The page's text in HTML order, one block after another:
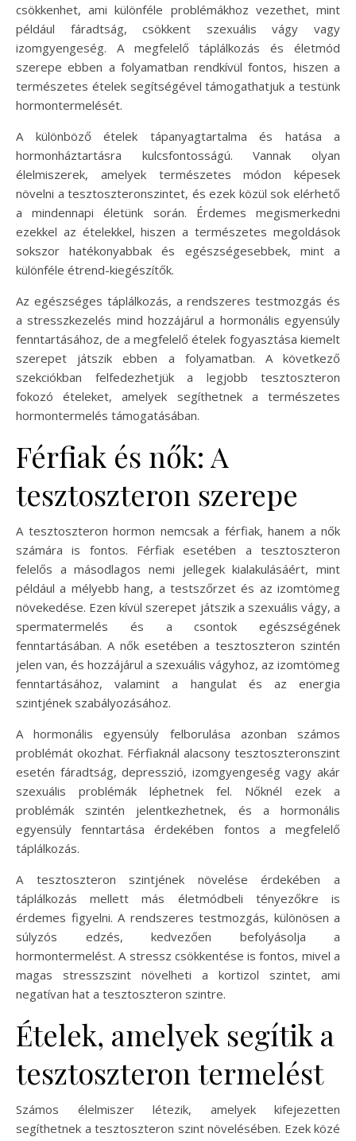
csökkenhet, ami különféle problémákhoz vezethet, mint
például fáradtság, csökkent szexuális vágy vagy
izomgyengeség. A megfelelő táplálkozás és életmód
szerepe ebben a folyamatban rendkívül fontos, hiszen a
természetes ételek segítségével támogathatjuk a testünk
hormontermelését.
A különböző ételek tápanyagtartalma és hatása a
hormonháztartásra kulcsfontosságú. Vannak olyan
élelmiszerek, amelyek természetes módon képesek
növelni a tesztoszteronszintet, és ezek közül sok elérhető
a mindennapi életünk során. Érdemes megismerkedni
ezekkel az ételekkel, hiszen a természetes megoldások
sokszor hatékonyabbak és egészségesebbek, mint a
különféle étrend-kiegészítők.
Az egészséges táplálkozás, a rendszeres testmozgás és
a stresszkezelés mind hozzájárul a hormonális egyensúly
fenntartásához, de a megfelelő ételek fogyasztása kiemelt
szerepet játszik ebben a folyamatban. A következő
szekciókban felfedezhetjük a legjobb tesztoszteron
fokozó ételeket, amelyek segíthetnek a természetes
hormontermelés támogatásában.
Férfiak és nők: A
tesztoszteron szerepe
A tesztoszteron hormon nemcsak a férfiak, hanem a nők
számára is fontos. Férfiak esetében a tesztoszteron
felelős a másodlagos nemi jellegek kialakulásáért, mint
például a mélyebb hang, a testszőrzet és az izomtömeg
növekedése. Ezen kívül szerepet játszik a szexuális vágy, a
spermatermelés és a csontok egészségének
fenntartásában. A nők esetében a tesztoszteron szintén
jelen van, és hozzájárul a szexuális vágyhoz, az izomtömeg
fenntartásához, valamint a hangulat és az energia
szintjének szabályozásához.
A hormonális egyensúly felborulása azonban számos
problémát okozhat. Férfiaknál alacsony tesztoszteronszint
esetén fáradtság, depresszió, izomgyengeség vagy akár
szexuális problémák léphetnek fel. Nőknél ezek a
problémák szintén jelentkezhetnek, és a hormonális
egyensúly fenntartása érdekében fontos a megfelelő
táplálkozás.
A tesztoszteron szintjének növelése érdekében a
táplálkozás mellett más életmódbeli tényezőkre is
érdemes figyelni. A rendszeres testmozgás, különösen a
súlyzós edzés, kedvezően befolyásolja a
hormontermelést. A stressz csökkentése is fontos, mivel a
magas stresszszint növelheti a kortizol szintet, ami
negatívan hat a tesztoszteron szintre.
Ételek, amelyek segítik a
tesztoszteron termelést
Számos élelmiszer létezik, amelyek kifejezetten
segíthetnek a tesztoszteron szint növelésében. Ezek közé